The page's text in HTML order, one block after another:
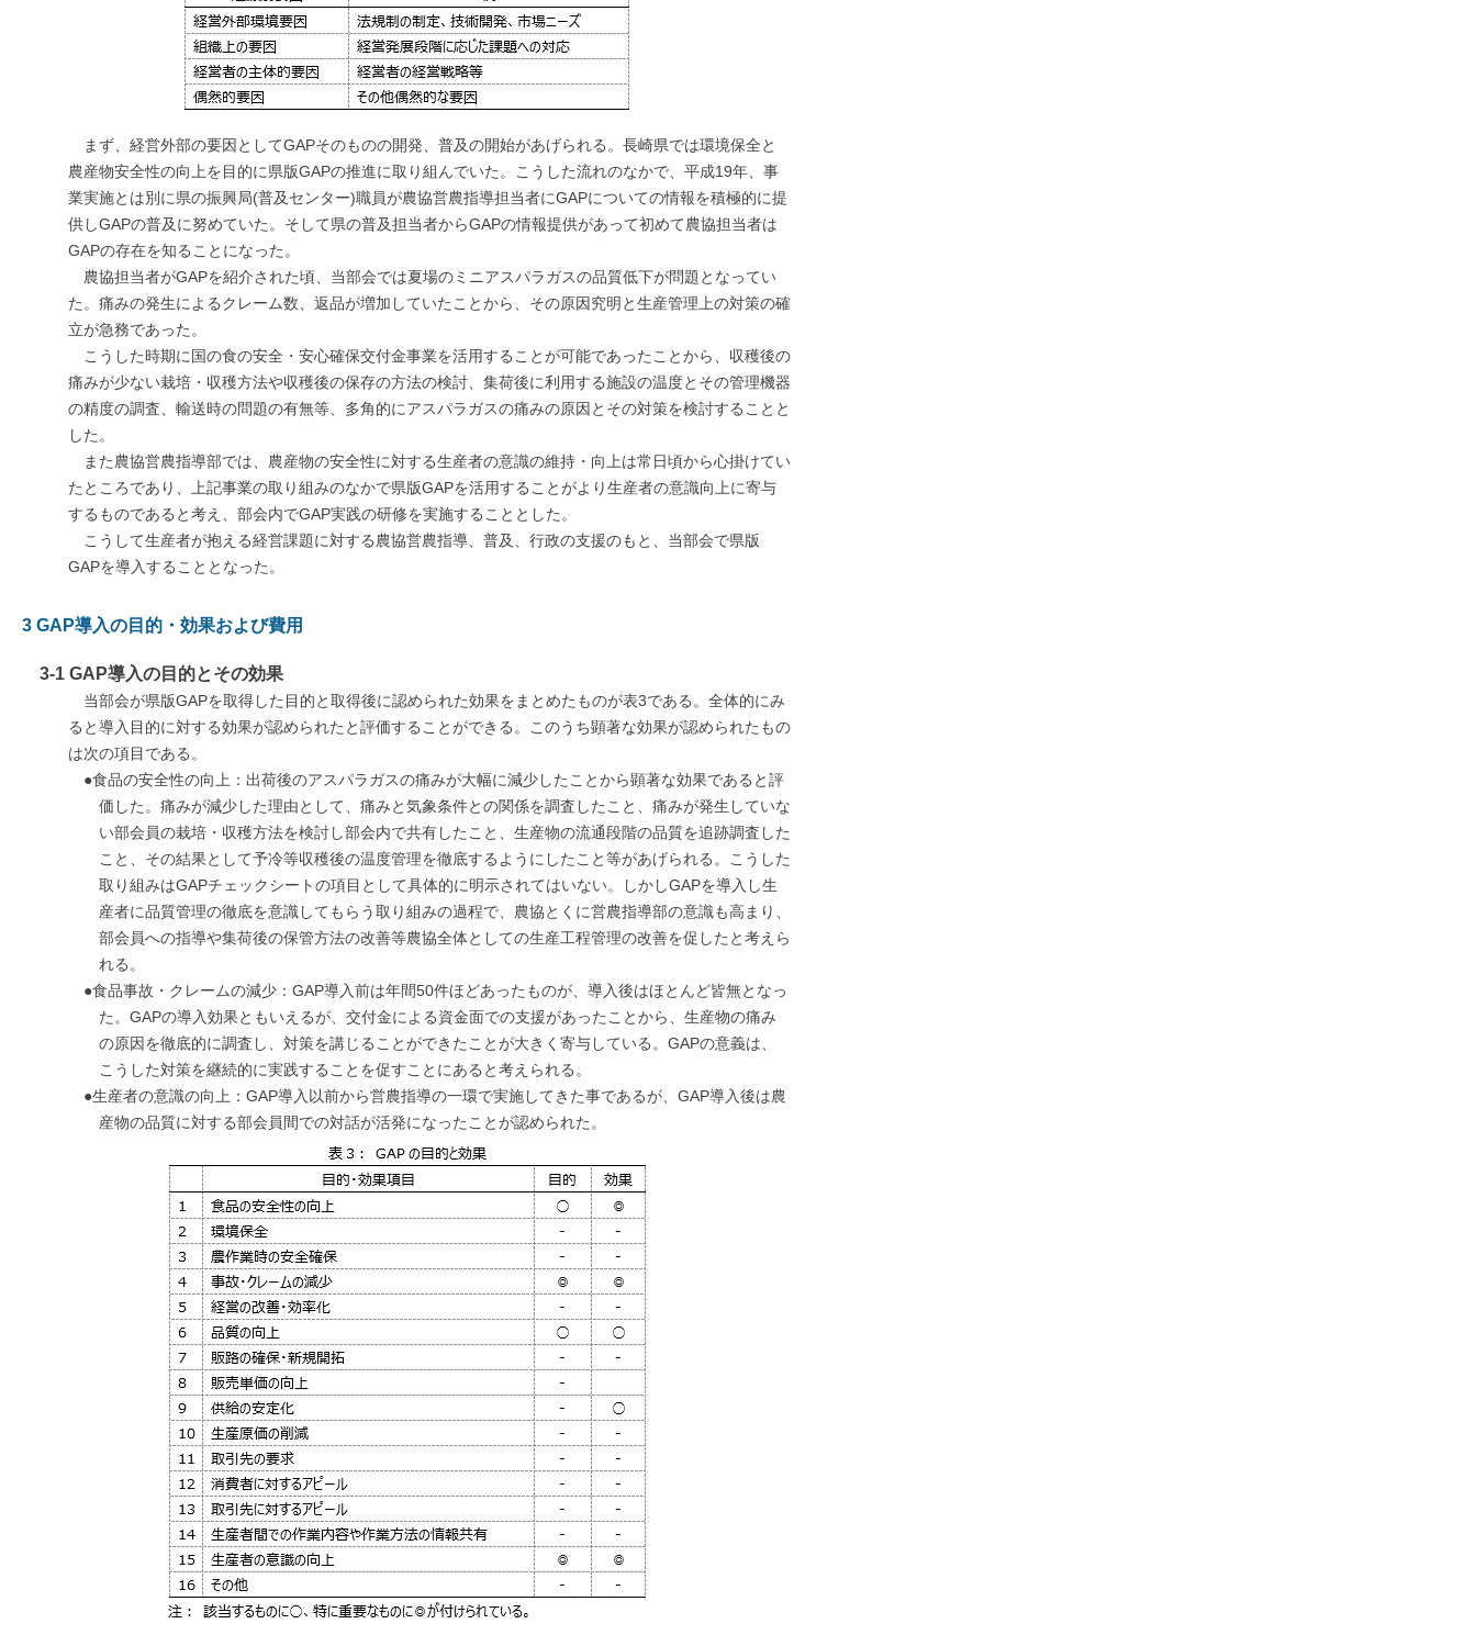
まず、経営外部の要因としてGAPそのものの開発、普及の開始があげられる。長崎県では環境保全と
農産物安全性の向上を目的に県版GAPの推進に取り組んでいた。こうした流れのなかで、平成19年、事
業実施とは別に県の振興局(普及センター)職員が農協営農指導担当者にGAPについての情報を積極的に提
供しGAPの普及に努めていた。そして県の普及担当者からGAPの情報提供があって初めて農協担当者は
GAPの存在を知ることになった。
農協担当者がGAPを紹介された頃、当部会では夏場のミニアスパラガスの品質低下が問題となってい
た。痛みの発生によるクレーム数、返品が増加していたことから、その原因究明と生産管理上の対策の確
立が急務であった。
こうした時期に国の食の安全・安心確保交付金事業を活用することが可能であったことから、収穫後の
痛みが少ない栽培・収穫方法や収穫後の保存の方法の検討、集荷後に利用する施設の温度とその管理機器
の精度の調査、輸送時の問題の有無等、多角的にアスパラガスの痛みの原因とその対策を検討することと
した。
また農協営農指導部では、農産物の安全性に対する生産者の意識の維持・向上は常日頃から心掛けてい
たところであり、上記事業の取り組みのなかで県版GAPを活用することがより生産者の意識向上に寄与
するものであると考え、部会内でGAP実践の研修を実施することとした。
こうして生産者が抱える経営課題に対する農協営農指導、普及、行政の支援のもと、当部会で県版
GAPを導入することとなった。
3 GAP導入の目的・効果および費用
3-1 GAP導入の目的とその効果
当部会が県版GAPを取得した目的と取得後に認められた効果をまとめたものが表3である。全体的にみ
ると導入目的に対する効果が認められたと評価することができる。このうち顕著な効果が認められたもの
は次の項目である。
●食品の安全性の向上：出荷後のアスパラガスの痛みが大幅に減少したことから顕著な効果であると評
価した。痛みが減少した理由として、痛みと気象条件との関係を調査したこと、痛みが発生していな
い部会員の栽培・収穫方法を検討し部会内で共有したこと、生産物の流通段階の品質を追跡調査した
こと、その結果として予冷等収穫後の温度管理を徹底するようにしたこと等があげられる。こうした
取り組みはGAPチェックシートの項目として具体的に明示されてはいない。しかしGAPを導入し生
産者に品質管理の徹底を意識してもらう取り組みの過程で、農協とくに営農指導部の意識も高まり、
部会員への指導や集荷後の保管方法の改善等農協全体としての生産工程管理の改善を促したと考えら
れる。
●食品事故・クレームの減少：GAP導入前は年間50件ほどあったものが、導入後はほとんど皆無となっ
た。GAPの導入効果ともいえるが、交付金による資金面での支援があったことから、生産物の痛み
の原因を徹底的に調査し、対策を講じることができたことが大きく寄与している。GAPの意義は、
こうした対策を継続的に実践することを促すことにあると考えられる。
●生産者の意識の向上：GAP導入以前から営農指導の一環で実施してきた事であるが、GAP導入後は農
産物の品質に対する部会員間での対話が活発になったことが認められた。